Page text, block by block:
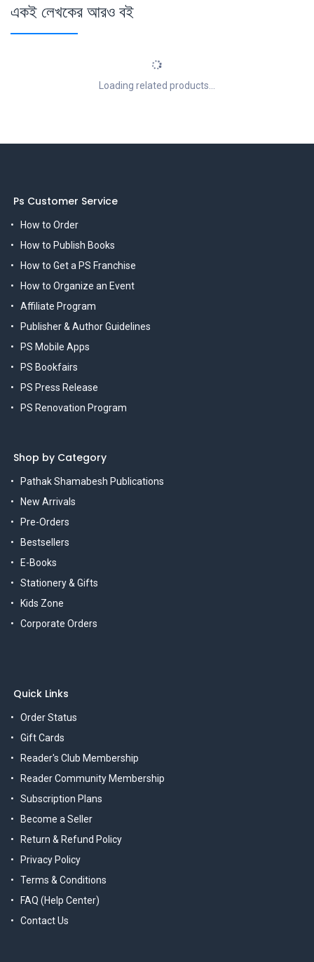
একই লেখকের আরও বই
Loading related products...
Ps Customer Service
How to Order
How to Publish Books
How to Get a PS Franchise
How to Organize an Event
Affiliate Program
Publisher & Author Guidelines
PS Mobile Apps
PS Bookfairs
PS Press Release
PS Renovation Program
Shop by Category
Pathak Shamabesh Publications
New Arrivals
Pre-Orders
Bestsellers
E-Books
Stationery & Gifts
Kids Zone
Corporate Orders
Quick Links
Order Status
Gift Cards
Reader's Club Membership
Reader Community Membership
Subscription Plans
Become a Seller
Return & Refund Policy
Privacy Policy
Terms & Conditions
FAQ (Help Center)
Contact Us